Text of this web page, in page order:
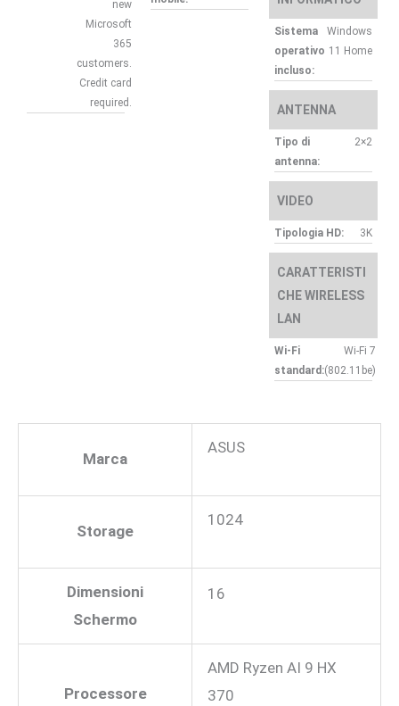
new
Microsoft
365
customers.
Credit card
required.
Sistema
operativo
incluso:
Windows
11 Home
ANTENNA
Tipo di
antenna:
2×2
VIDEO
Tipologia HD: 3K
CARATTERISTI
CHE WIRELESS
LAN
Wi-Fi
standard:
Wi-Fi 7
(802.11be)
Marca
ASUS
Storage
1024
Dimensioni
Schermo
16
Processore
AMD Ryzen AI 9 HX
370